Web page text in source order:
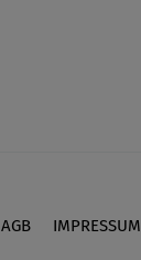
AGB IMPRESSUM